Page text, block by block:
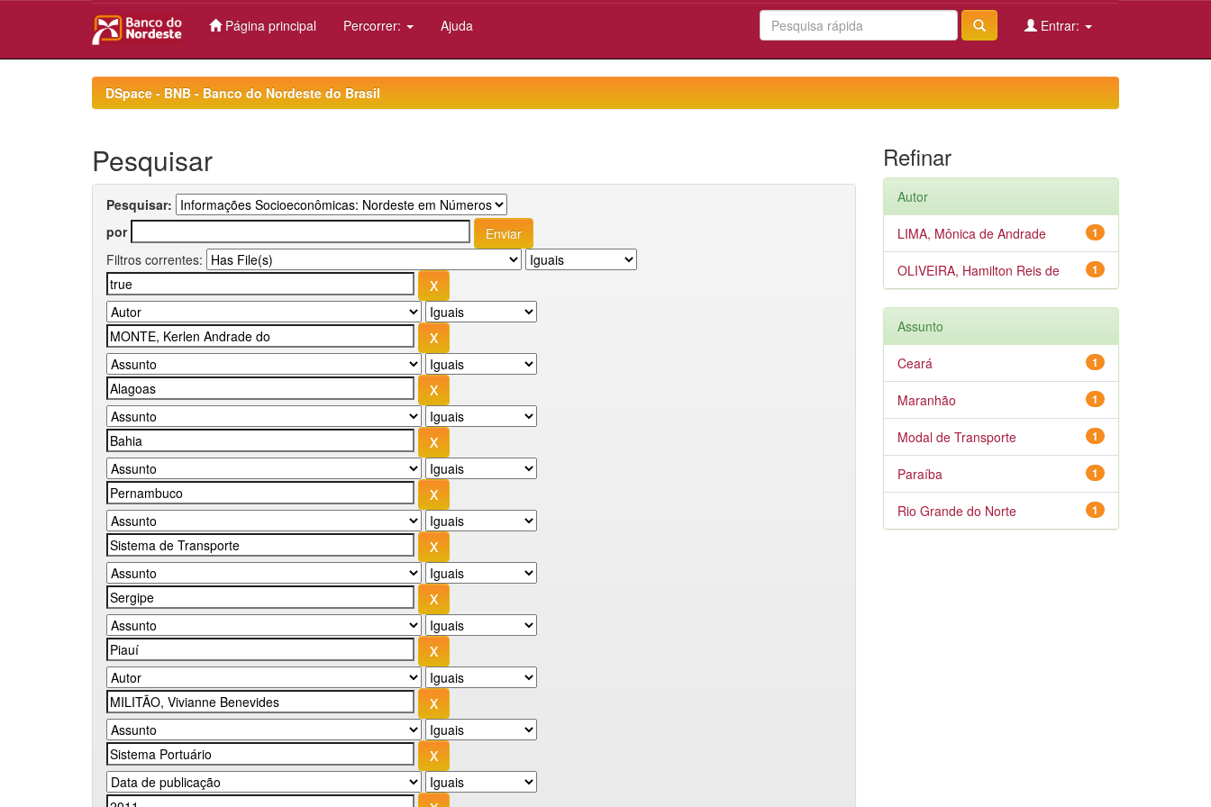
Página principal Percorrer: Ajuda Entrar:
DSpace - BNB - Banco do Nordeste do Brasil
Pesquisar
Pesquisar:
por
Filtros correntes:
Refinar
Autor
1
LIMA, Mônica de Andrade
1
OLIVEIRA, Hamilton Reis de
Assunto
1
Ceará
1
Maranhão
1
Modal de Transporte
1
Paraíba
1
Rio Grande do Norte